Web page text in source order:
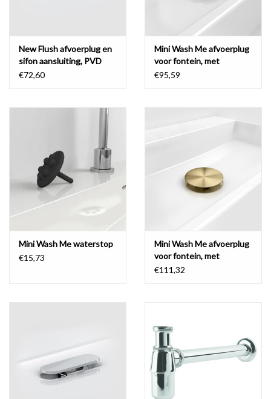
New Flush afvoerplug en
sifon aansluiting, PVD
€72,60
Mini Wash Me afvoerplug
voor fontein, met
afdekkapje
€95,59
Mini Wash Me waterstop
€15,73
Mini Wash Me afvoerplug
voor fontein, met
afdekkapje, PVD
€111,32